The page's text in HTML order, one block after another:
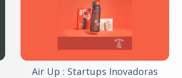
Air Up : Startups Inovadoras